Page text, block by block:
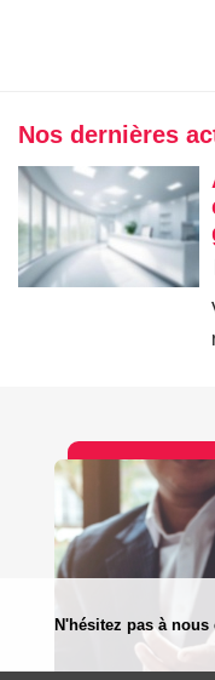
N'hésitez pas à nous
Nos dernières